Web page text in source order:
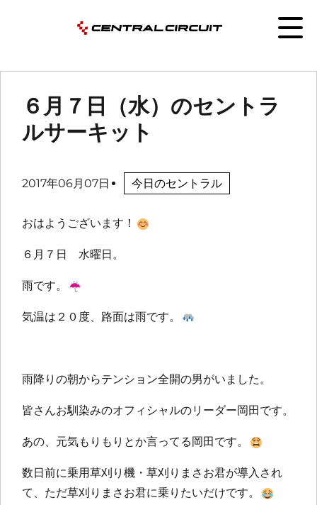
６月７日（水）のセントラ
ルサーキット
2017年06月07日 今日のセントラル
おはようございます！
６月７日 水曜日。
雨です。
気温は２０度、路面は雨です。
雨降りの朝からテンション全開の男がいました。
皆さんお馴染みのオフィシャルのリーダー岡田です。
あの、元気もりもりとか言ってる岡田です。
数日前に乗用草刈り機・草刈りまさお君が導入され
て、ただ草刈りまさお君に乗りたいだけです。